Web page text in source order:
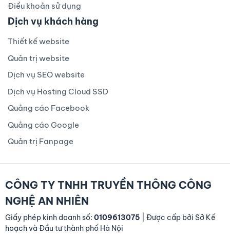
Điều khoản sử dụng
Dịch vụ khách hàng
Thiết kế website
Quản trị website
Dịch vụ SEO website
Dịch vụ Hosting Cloud SSD
Quảng cáo Facebook
Quảng cáo Google
Quản trị Fanpage
CÔNG TY TNHH TRUYỀN THÔNG CÔNG
NGHỆ AN NHIÊN
Giấy phép kinh doanh số: 0109613075 | Được cấp bởi Sở Kế
hoạch và Đầu tư thành phố Hà Nội